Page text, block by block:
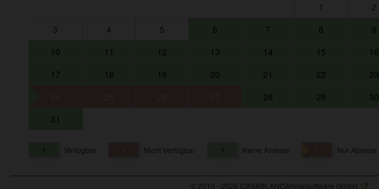
1
2
3
4 5 6 7 8
9
10
11 12 13 14 15
16
17
18 19 20 21 22
23
28 29
30
31
1 Verfügbar Nicht Verfügbar 1 Keine Anreise Nur Abreise
© 2010 - 2026 CASABLANCAhotelsoftware GmbH.